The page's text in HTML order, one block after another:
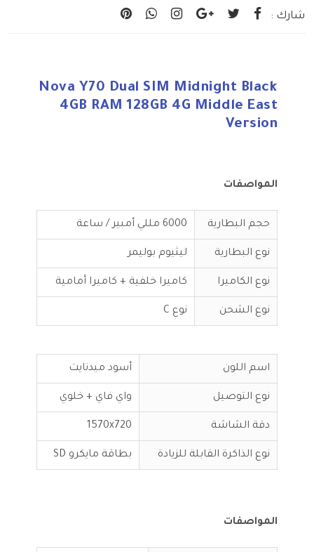
شارك :
Nova Y70 Dual SIM Midnight Black
4GB RAM 128GB 4G Middle East
Version
المواصفات
حجم البطارية 6000 مللي أمبير / ساعة
نوع البطارية ليثيوم بوليمر
نوع الكاميرا كاميرا خلفية + كاميرا أمامية
نوع الشحن نوع C
اسم اللون أسود ميدنايت
نوع التوصيل واي فاي + خلوي
دقة الشاشة 1570x720
نوع الذاكرة القابلة للزيادة بطاقة مايكرو SD
المواصفات